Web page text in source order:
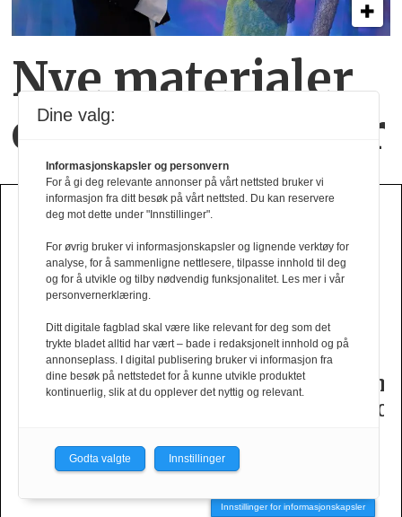
Nye materialer
og nye positurer
HØST VINTER 2026
Brgn i
design­
samarbeid
Williamson
Ufiltrert
selvtillit
fra
Tiger
of
Swedens
herrekolleksjon
Slik
er
dame­
Sweden
Innstillinger for informasjonskapsler
Dine valg:
Informasjonskapsler og personvern
For å gi deg relevante annonser på vårt nettsted bruker vi
informasjon fra ditt besøk på vårt nettsted. Du kan reservere
deg mot dette under "Innstillinger".
For øvrig bruker vi informasjonskapsler og lignende verktøy for
analyse, for å sammenligne nettlesere, tilpasse innhold til deg
og for å utvikle og tilby nødvendig funksjonalitet. Les mer i vår
personvernerklæring.
Ditt digitale fagblad skal være like relevant for deg som det
trykte bladet alltid har vært – bade i redaksjonelt innhold og på
annonseplass. I digital publisering bruker vi informasjon fra
dine besøk på nettstedet for å kunne utvikle produktet
kontinuerlig, slik at du opplever det nyttig og relevant.
Godta valgte Innstillinger